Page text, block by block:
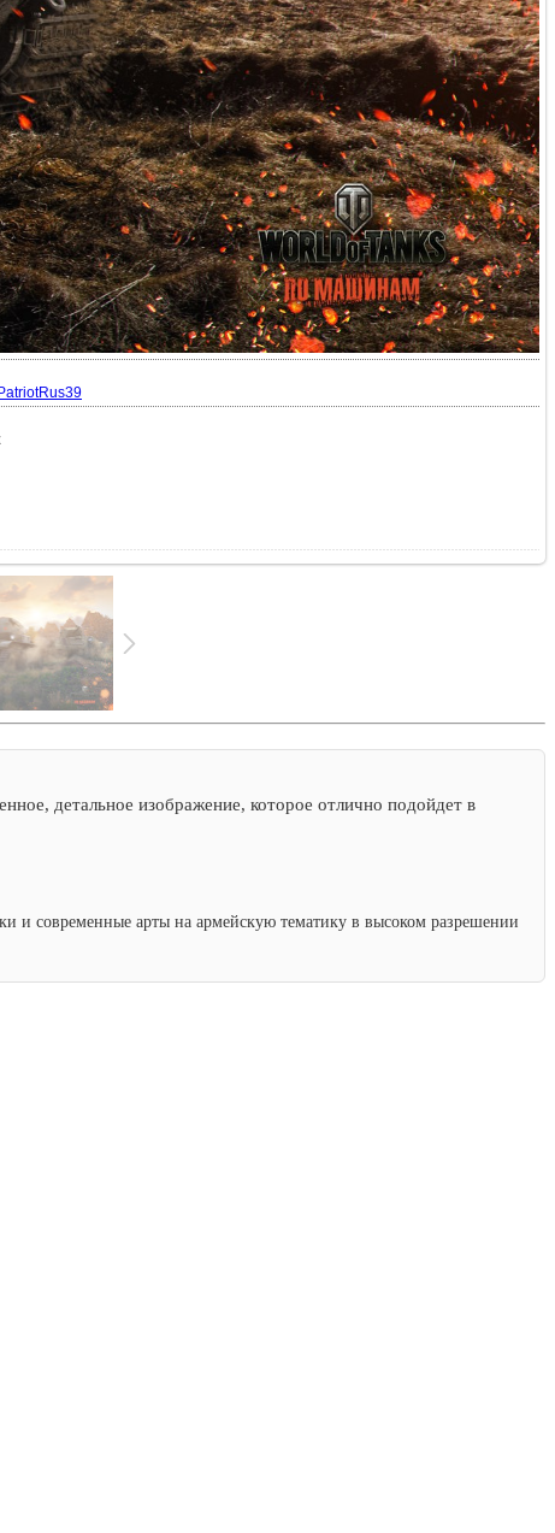
PatriotRus39
детальное изображение, которое отлично подойдет в
и современные арты на армейскую тематику в высоком разрешении